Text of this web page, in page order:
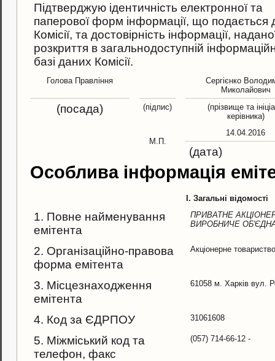
Підтверджую ідентичність електронної та
паперової форм інформації, що подається
Комісії, та достовірність інформації,
розкриття в загальнодоступній
базі даних Комісії.
Голова Правління
Сергієнко
Миколайович
(посада) (підпис)
(прізвище та
керівника)
М.П.
14.04.2016
(дата)
Особлива інформація
I. Загальні відомості
1. Повне найменування
емітента
ПРИВАТНЕ
ВИРОБНИЧЕ
2. Організаційно-правова
форма емітента
Акціонерне
3. Місцезнаходження
емітента
61058 м. Харків вул.
4. Код за ЄДРПОУ 31061608
5. Міжміський код та
телефон, факс
(057) 714-66-12 -